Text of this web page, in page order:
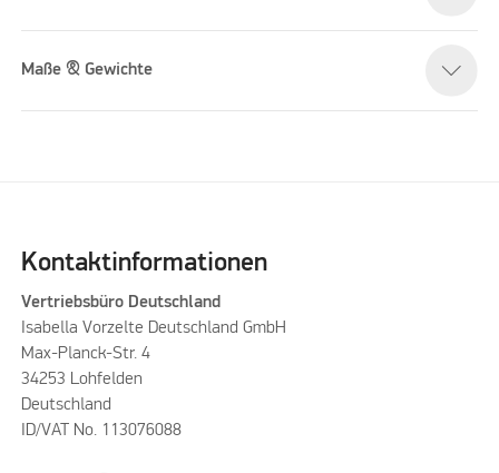
Please accept marketing cookies to watch this video
Maße & Gewichte
Kontaktinformationen
Vertriebsbüro Deutschland
Isabella Vorzelte Deutschland GmbH
Max-Planck-Str. 4
34253 Lohfelden
Deutschland
ID/VAT No. 113076088